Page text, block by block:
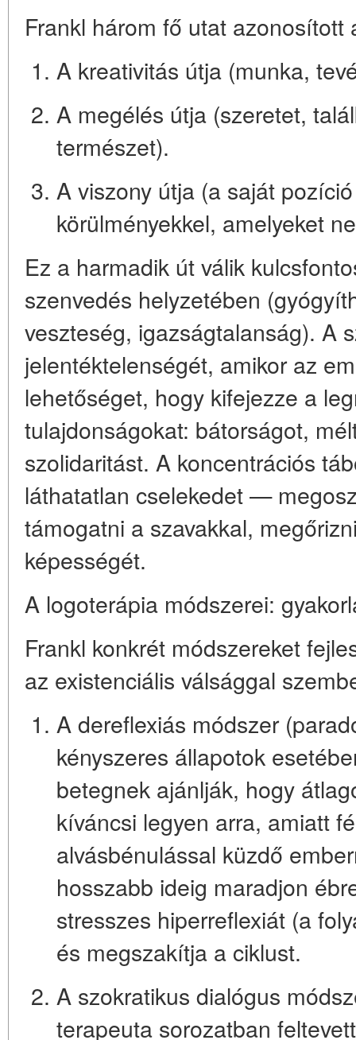
Frankl három fő utat
A kreativitás útja (munka,
A megélés útja (szeretet,
természet).
A viszony útja (a saját
körülményekkel, amelyeket
Ez a harmadik út válik
szenvedés helyzetében
veszteség, igazságtalanság). A
jelentéktelenségét, amikor az
lehetőséget, hogy kifejezze a
tulajdonságokat: bátorságot,
szolidaritást. A koncentrációs
láthatatlan cselekedet —
támogatni a szavakkal,
képességét.
A logoterápia módszerei:
Frankl konkrét módszereket
az existenciális válsággal
A dereflexiás módszer
kényszeres állapotok
betegnek ajánlják, hogy
kíváncsi legyen arra, amiatt
alvásbénulással küzdő
hosszabb ideig maradjon
stresszes hiperreflexiát (a
és megszakítja a ciklust.
A szokratikus dialógus
terapeuta sorozatban